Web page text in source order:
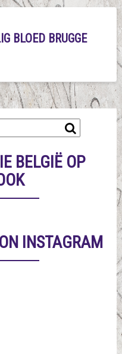
BLOED BRUGGE
BELGIË OP
INSTAGRAM